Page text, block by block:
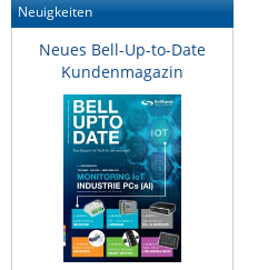
Neuigkeiten
Neues Bell-Up-to-Date
Kundenmagazin